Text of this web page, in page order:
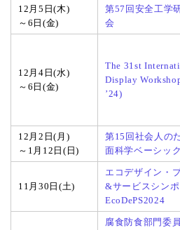
12月5日(木)
～6日(金)
第57回安全工学
会
12月4日(水)
～6日(金)
The 31st
Display
’24)
12月2日(月)
～1月12日(日)
第15回社会人の
面科学ベーシッ
11月30日(土)
エコデザイン・
&サービスシン
EcoDePS2024
腐食防食部門委